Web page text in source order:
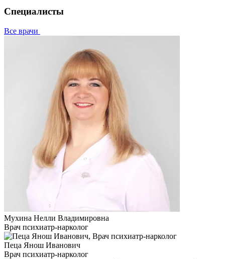
Специалисты
Все врачи
Мухина Нелли Владимировна
Врач психиатр-нарколог
Пеца Янош Иванович
Врач психиатр-нарколог